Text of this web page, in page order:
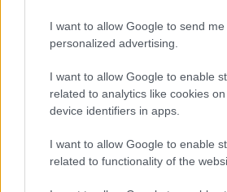
I want to allow Google to send me
personalized advertising.
I want to allow Google to enable
related to analytics like cookies
device identifiers in apps.
I want to allow Google to enable
related to functionality of the